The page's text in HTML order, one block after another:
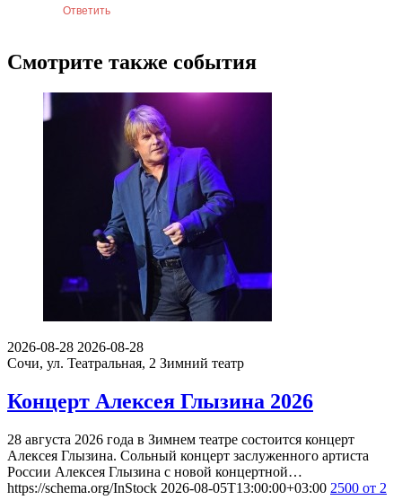
Ответить
Смотрите также события
2026-08-28 2026-08-28
Сочи, ул. Театральная, 2 Зимний театр
Концерт Алексея Глызина 2026
28 августа 2026 года в Зимнем театре состоится концерт
Алексея Глызина. Сольный концерт заслуженного артиста
России Алексея Глызина с новой концертной…
https://schema.org/InStock 2026-08-05T13:00:00+03:00 2500 от 2